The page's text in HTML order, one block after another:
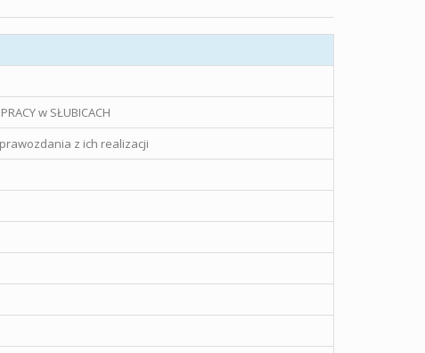
w SŁUBICACH
z ich realizacji